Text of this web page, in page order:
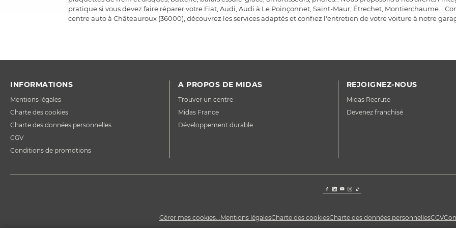
pratique si vous devez faire réparer votre Fiat, Audi, Audi à Le Poinçonnet, Saint-Maur, Étrechet, Montierchaume...
centre auto à Châteauroux (36000), découvrez les services adaptés et confiez l'entretien de votre voiture à notre
INFORMATIONS
Mentions légales
Charte des cookies
Charte des données personnelles
CGV
Conditions de promotions
A PROPOS DE MIDAS
Trouver un centre
Midas France
Développement durable
REJOIGNEZ-NOUS
Midas Recrute
Devenez franchisé
Gérer mes cookies...Mentions légalesCharte des cookiesCharte des données personnellesCGV